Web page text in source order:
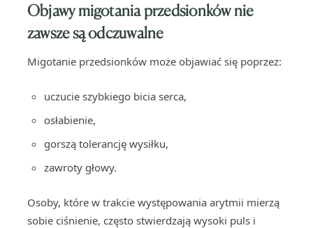
Objawy migotania przedsionków nie
zawsze są odczuwalne
Migotanie przedsionków może objawiać się poprzez:
uczucie szybkiego bicia serca,
osłabienie,
gorszą tolerancję wysiłku,
zawroty głowy.
Osoby, które w trakcie występowania arytmii mierzą
sobie ciśnienie, często stwierdzają wysoki puls i